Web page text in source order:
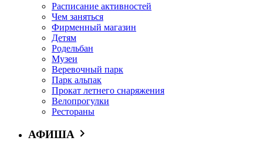
Расписание активностей
Чем заняться
Фирменный магазин
Детям
Родельбан
Музеи
Веревочный парк
Парк альпак
Прокат летнего снаряжения
Велопрогулки
Рестораны
АФИША